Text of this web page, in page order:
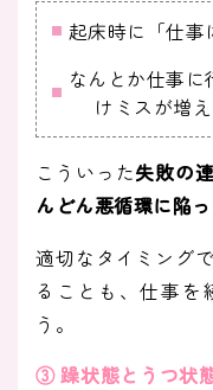
起床時に「仕事
なんとか仕事
けミスが増え
こういった失敗の
んどん悪循環に陥
適切なタイミング
ることも、仕事を
う。
③ 躁状態とうつ状